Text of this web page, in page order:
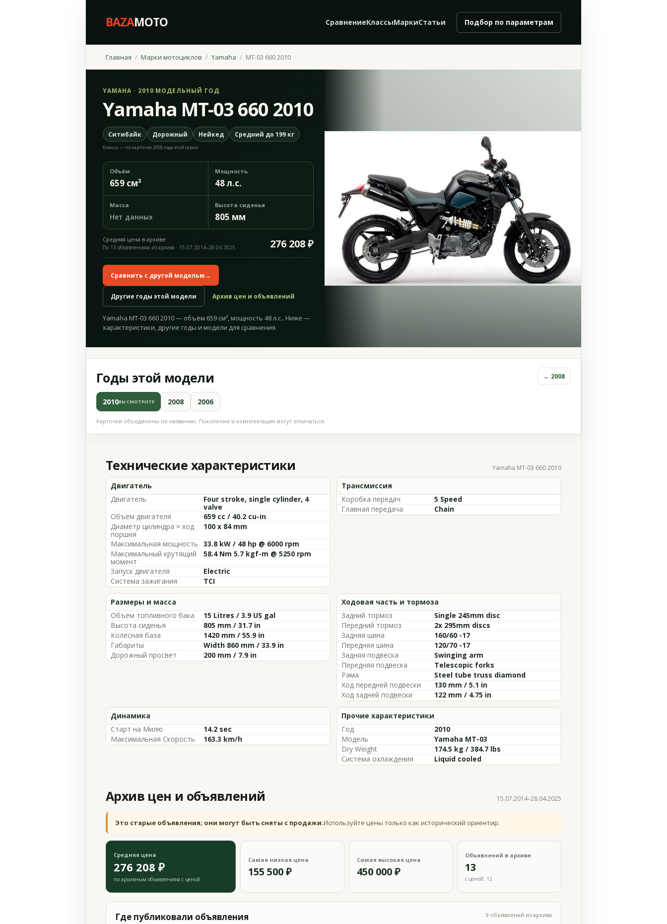
BAZAMOTO СравнениеКлассыМаркиСтатьи Подбор по параметрам
Главная Марки мотоциклов Yamaha MT-03 660 2010
YAMAHA · 2010 МОДЕЛЬНЫЙ ГОД
Yamaha MT-03 660 2010
Ситибайк Дорожный Нейкед Средний до 199 кг
Классы — по карточке 2008 года этой серии
Объём
659 см³
Мощность
48 л.с.
Масса
Нет данных
Высота сиденья
805 мм
Средняя цена в архиве 276 208 ₽
По 13 объявлениям из архива · 15.07.2014–28.04.2025
Сравнить с другой моделью→
Другие годы этой модели Архив цен и объявлений
Yamaha MT-03 660 2010 — объём 659 см³, мощность 48 л.с.. Ниже —
характеристики, другие годы и модели для сравнения.
Годы этой модели ← 2008
2010ВЫ СМОТРИТЕ 2008 2006
Карточки объединены по названию. Поколение и комплектация могут отличаться.
Технические характеристики Yamaha MT-03 660 2010
Двигатель
Двигатель
Four stroke, single cylinder, 4
valve
Объём двигателя
659 cc / 40.2 cu-in
Диаметр цилиндра × ход
поршня
100 x 84 mm
Максимальная мощность
33.8 kW / 48 hp @ 6000 rpm
Максимальный крутящий
момент
58.4 Nm 5.7 kgf-m @ 5250 rpm
Запуск двигателя
Electric
Система зажигания
TCI
Трансмиссия
Коробка передач
5 Speed
Главная передача
Chain
Размеры и масса
Объём топливного бака
15 Litres / 3.9 US gal
Высота сиденья
805 mm / 31.7 in
Колёсная база
1420 mm / 55.9 in
Габариты
Width 860 mm / 33.9 in
Дорожный просвет
200 mm / 7.9 in
Ходовая часть и тормоза
Задний тормоз
Single 245mm disc
Передний тормоз
2x 295mm discs
Задняя шина
160/60 -17
Передняя шина
120/70 -17
Задняя подвеска
Swinging arm
Передняя подвеска
Telescopic forks
Рама
Steel tube truss diamond
Ход передней подвески
130 mm / 5.1 in
Ход задней подвески
122 mm / 4.75 in
Динамика
Старт на Милю
14.2 sec
Максимальная Скорость
163.3 km/h
Прочие характеристики
Год
2010
Модель
Yamaha MT-03
Dry Weight
174.5 kg / 384.7 lbs
Система охлаждения
Liquid cooled
Архив цен и объявлений 15.07.2014–28.04.2025
Это старые объявления; они могут быть сняты с продажи.Используйте цены только как исторический ориентир.
Средняя цена
276 208 ₽
по архивным объявлениям с ценой
Самая низкая цена
155 500 ₽
Самая высокая цена
450 000 ₽
Объявлений в архиве
13
с ценой: 12
Где публиковали объявления 9 объявлений из архива